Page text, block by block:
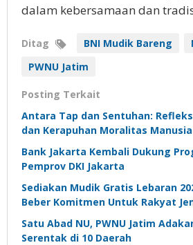
dalam kebersamaan dan
Ditag BNI Mudik Bareng
PWNU Jatim
Posting Terkait
Antara Tap dan Sentuhan:
dan Kerapuhan Moralitas Manusia
Bank Jakarta Kembali Dukung
Pemprov DKI Jakarta
Sediakan Mudik Gratis Lebaran
Beber Komitmen Untuk Rakyat
Satu Abad NU, PWNU Jatim
Serentak di 10 Daerah